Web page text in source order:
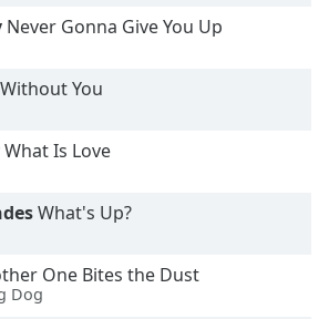
Never Gonna Give You Up
You
What Is Love
What's Up?
One Bites the Dust
Dog